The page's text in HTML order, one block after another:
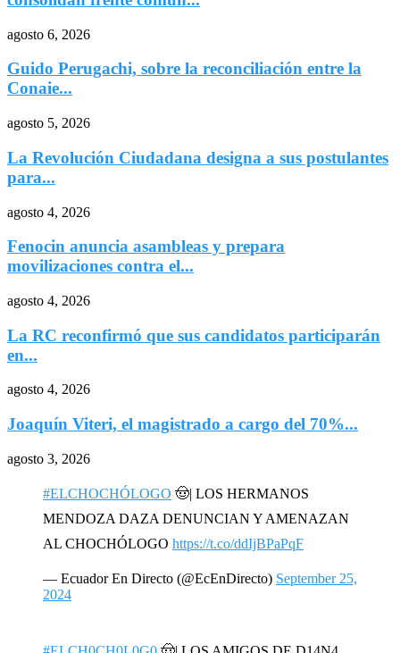
agosto 6, 2026
Guido Perugachi, sobre la reconciliación entre la
Conaie...
agosto 5, 2026
La Revolución Ciudadana designa a sus postulantes
para...
agosto 4, 2026
Fenocin anuncia asambleas y prepara
movilizaciones contra el...
agosto 4, 2026
La RC reconfirmó que sus candidatos participarán
en...
agosto 4, 2026
Joaquín Viteri, el magistrado a cargo del 70%...
agosto 3, 2026
#ELCHOCHÓLOGO 🤠| LOS HERMANOS
MENDOZA DAZA DENUNCIAN Y AMENAZAN
AL CHOCHÓLOGO https://t.co/ddIjBPaPqF
— Ecuador En Directo (@EcEnDirecto) September 25,
2024